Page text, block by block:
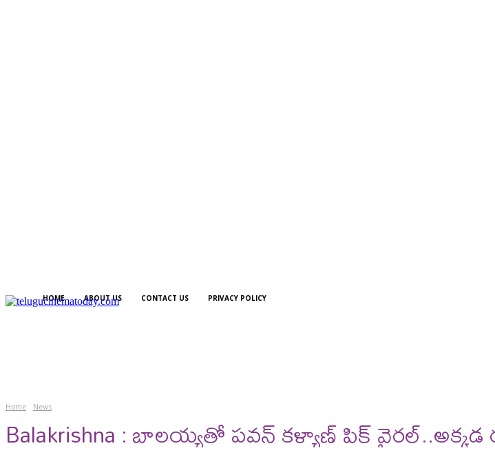
HOME ABOUT US CONTACT US PRIVACY POLICY
Home News
Balakrishna : బాలయ్యతో పవన్ కళ్యాణ్ పిక్ వైరల్..అక్కడ